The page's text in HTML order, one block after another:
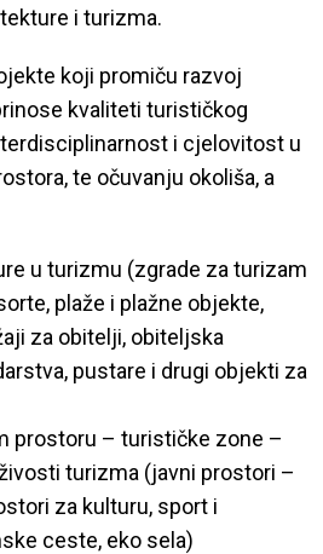
i turizma.
koji promiču razvoj
kvaliteti turističkog
i cjelovitost u
te očuvanju okoliša, a
u turizmu (zgrade za turizam
plaže i plažne objekte,
za obitelji, obiteljska
pustare i drugi objekti za
prostoru – turističke zone –
turizma (javni prostori –
za kulturu, sport i
ceste, eko sela)